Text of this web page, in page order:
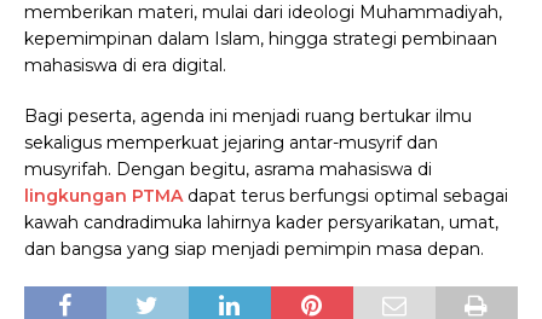
memberikan materi, mulai dari ideologi Muhammadiyah,
kepemimpinan dalam Islam, hingga strategi pembinaan
mahasiswa di era digital.
Bagi peserta, agenda ini menjadi ruang bertukar ilmu
sekaligus memperkuat jejaring antar-musyrif dan
musyrifah. Dengan begitu, asrama mahasiswa di
lingkungan PTMAdapat terus berfungsi optimal sebagai
kawah candradimuka lahirnya kader persyarikatan, umat,
dan bangsa yang siap menjadi pemimpin masa depan.